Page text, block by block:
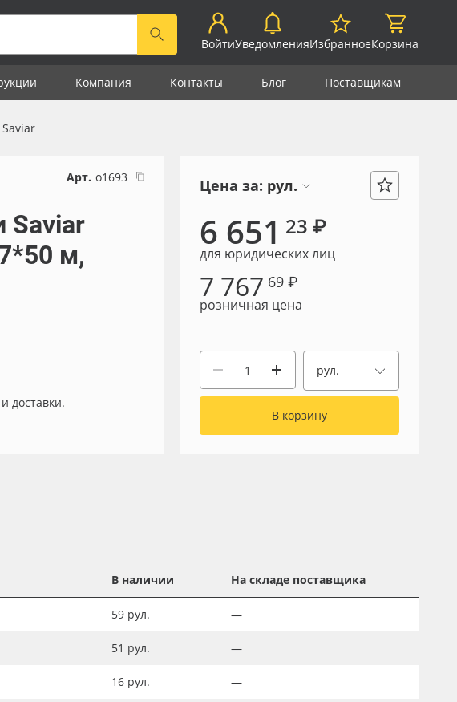
ВойтиУведомленияИзбранноеКорзина
Компания Контакты Блог Поставщикам
Арт. о1693
Saviar
м,
доставки.
Цена за: рул.
6 651 23 ₽
для юридических лиц
7 767 69 ₽
розничная цена
рул.
В корзину
В наличии На складе поставщика
59 рул. —
51 рул. —
16 рул. —